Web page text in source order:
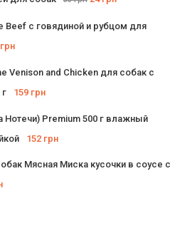
Beef с говядиной и рубцом для
грн
Venison and Chicken для собак с
159 грн
Нотечи) Premium 500 г влажный
152 грн
Мясная Миска кусочки в соусе с